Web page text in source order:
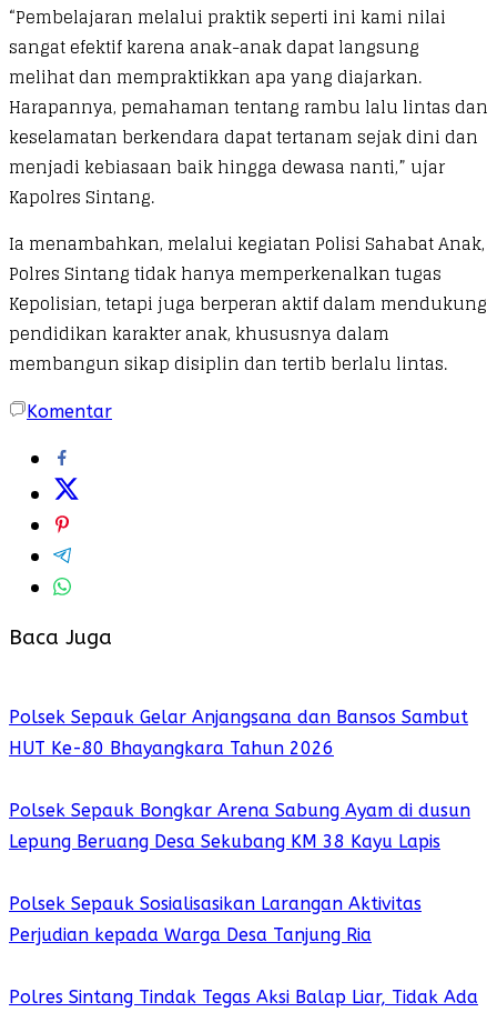
“Pembelajaran melalui praktik seperti ini kami nilai
sangat efektif karena anak-anak dapat langsung
melihat dan mempraktikkan apa yang diajarkan.
Harapannya, pemahaman tentang rambu lalu lintas dan
keselamatan berkendara dapat tertanam sejak dini dan
menjadi kebiasaan baik hingga dewasa nanti,” ujar
Kapolres Sintang.
Ia menambahkan, melalui kegiatan Polisi Sahabat Anak,
Polres Sintang tidak hanya memperkenalkan tugas
Kepolisian, tetapi juga berperan aktif dalam mendukung
pendidikan karakter anak, khususnya dalam
membangun sikap disiplin dan tertib berlalu lintas.
Komentar
Baca Juga
Polsek Sepauk Gelar Anjangsana dan Bansos Sambut
HUT Ke-80 Bhayangkara Tahun 2026
Polsek Sepauk Bongkar Arena Sabung Ayam di dusun
Lepung Beruang Desa Sekubang KM 38 Kayu Lapis
Polsek Sepauk Sosialisasikan Larangan Aktivitas
Perjudian kepada Warga Desa Tanjung Ria
Polres Sintang Tindak Tegas Aksi Balap Liar, Tidak Ada